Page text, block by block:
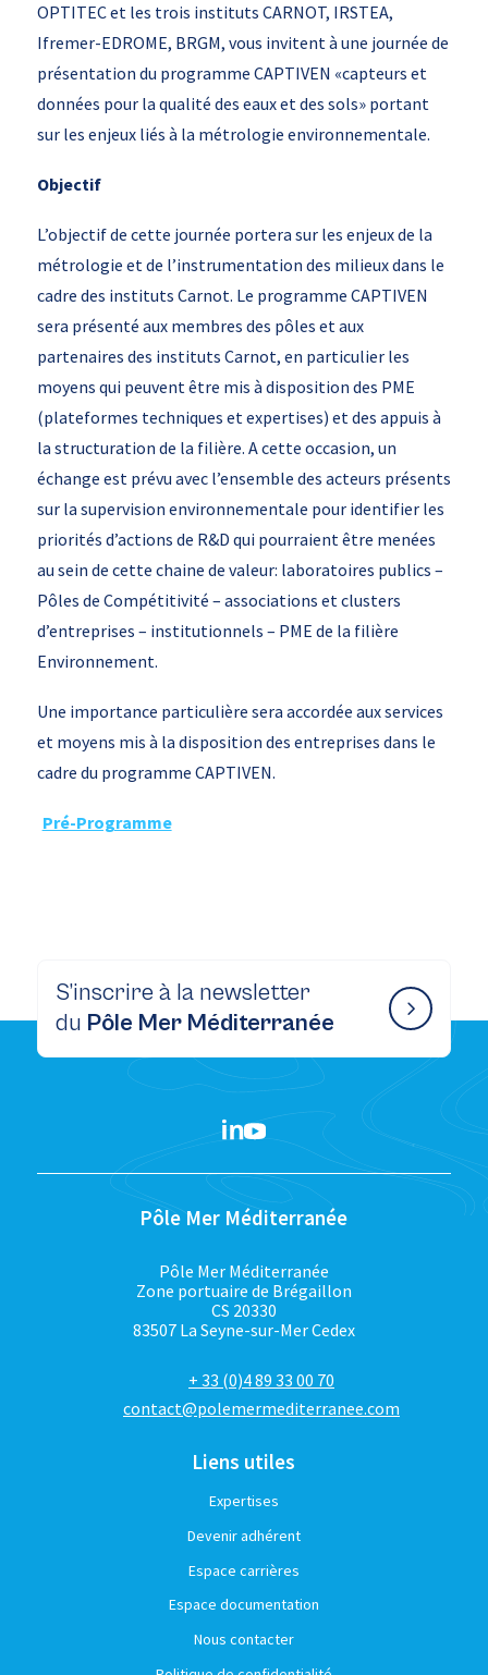
OPTITEC et les trois instituts CARNOT, IRSTEA,
Ifremer-EDROME, BRGM, vous invitent à une journée de
présentation du programme CAPTIVEN «capteurs et
données pour la qualité des eaux et des sols» portant
sur les enjeux liés à la métrologie environnementale.
Objectif
L’objectif de cette journée portera sur les enjeux de la
métrologie et de l’instrumentation des milieux dans le
cadre des instituts Carnot. Le programme CAPTIVEN
sera présenté aux membres des pôles et aux
partenaires des instituts Carnot, en particulier les
moyens qui peuvent être mis à disposition des PME
(plateformes techniques et expertises) et des appuis à
la structuration de la filière. A cette occasion, un
échange est prévu avec l’ensemble des acteurs présents
sur la supervision environnementale pour identifier les
priorités d’actions de R&D qui pourraient être menées
au sein de cette chaine de valeur: laboratoires publics –
Pôles de Compétitivité – associations et clusters
d’entreprises – institutionnels – PME de la filière
Environnement.
Une importance particulière sera accordée aux services
et moyens mis à la disposition des entreprises dans le
cadre du programme CAPTIVEN.
Pré-Programme
S’inscrire à la newsletter
du Pôle Mer Méditerranée
Pôle Mer Méditerranée
Pôle Mer Méditerranée
Zone portuaire de Brégaillon
CS 20330
83507 La Seyne-sur-Mer Cedex
+ 33 (0)4 89 33 00 70
contact@polemermediterranee.com
Liens utiles
Expertises
Devenir adhérent
Espace carrières
Espace documentation
Nous contacter